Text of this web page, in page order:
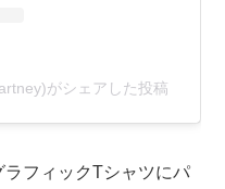
がシェアした投稿
ラフィックTシャツにパ